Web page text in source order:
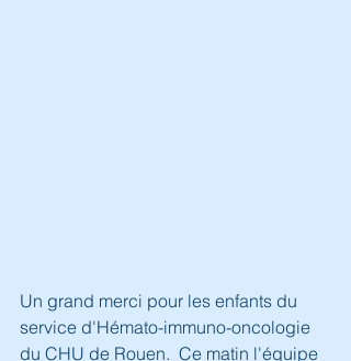
Un grand merci pour les enfants du
service d'Hémato-immuno-oncologie
du CHU de Rouen.  Ce matin l'équipe